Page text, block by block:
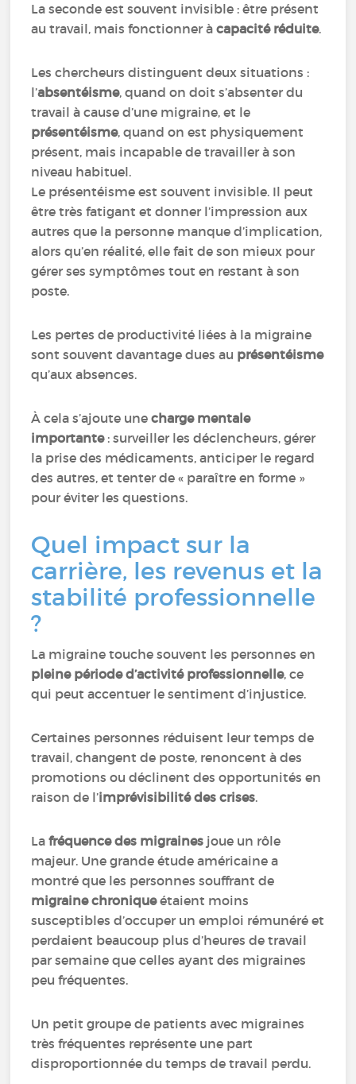
La seconde est souvent invisible : être présent
au travail, mais fonctionner àcapacité réduite.
Les chercheurs distinguent deux situations :
l’absentéisme, quand on doit s’absenter du
travail à cause d’une migraine, et le
présentéisme, quand on est physiquement
présent, mais incapable de travailler à son
niveau habituel.
Le présentéisme est souvent invisible. Il peut
être très fatigant et donner l’impression aux
autres que la personne manque d’implication,
alors qu’en réalité, elle fait de son mieux pour
gérer ses symptômes tout en restant à son
poste.
Les pertes de productivité liées à la migraine
sont souvent davantage dues au présentéisme
qu’aux absences.
À cela s’ajoute unecharge mentale
importante: surveiller les déclencheurs, gérer
la prise des médicaments, anticiper le regard
des autres, et tenter de « paraître en forme »
pour éviter les questions.
Quel impact sur la
carrière, les revenus et la
stabilité professionnelle
?
La migraine touche souvent les personnes en
pleine période d’activité professionnelle, ce
qui peut accentuer le sentiment d’injustice.
Certaines personnes réduisent leur temps de
travail, changent de poste, renoncent à des
promotions ou déclinent des opportunités en
raison de l’imprévisibilité des crises.
Lafréquence des migraines joue un rôle
majeur. Une grande étude américaine a
montré que les personnes souffrant de
migraine chroniqueétaient moins
susceptibles d’occuper un emploi rémunéré et
perdaient beaucoup plus d’heures de travail
par semaine que celles ayant des migraines
peu fréquentes.
Un petit groupe de patients avec migraines
très fréquentes représente une part
disproportionnée du temps de travail perdu.